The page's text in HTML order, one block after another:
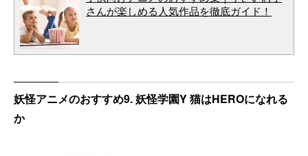
さんが楽しめる人気作品を徹底ガイド！
妖怪アニメのおすすめ9. 妖怪学園Y 猫はHEROになれる
か